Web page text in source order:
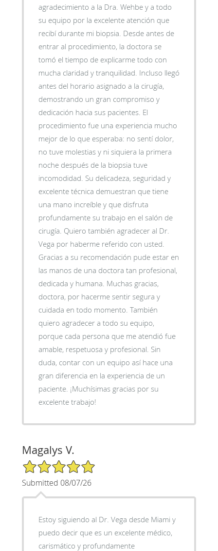
agradecimiento a la Dra. Wehbe y a todo
su equipo por la excelente atención que
recibí durante mi biopsia. Desde antes de
entrar al procedimiento, la doctora se
tomó el tiempo de explicarme todo con
mucha claridad y tranquilidad. Incluso llegó
antes del horario asignado a la cirugía,
demostrando un gran compromiso y
dedicación hacia sus pacientes. El
procedimiento fue una experiencia mucho
mejor de lo que esperaba: no sentí dolor,
no tuve molestias y ni siquiera la primera
noche después de la biopsia tuve
incomodidad. Su delicadeza, seguridad y
excelente técnica demuestran que tiene
una mano increíble y que disfruta
profundamente su trabajo en el salón de
cirugía. Quiero también agradecer al Dr.
Vega por haberme referido con usted.
Gracias a su recomendación pude estar en
las manos de una doctora tan profesional,
dedicada y humana. Muchas gracias,
doctora, por hacerme sentir segura y
cuidada en todo momento. También
quiero agradecer a todo su equipo,
porque cada persona que me atendió fue
amable, respetuosa y profesional. Sin
duda, contar con un equipo así hace una
gran diferencia en la experiencia de un
paciente. ¡Muchísimas gracias por su
excelente trabajo!
Magalys V.
5/5 Star Rating
Submitted 08/07/26
Estoy siguiendo al Dr. Vega desde Miami y
puedo decir que es un excelente médico,
carismático y profundamente